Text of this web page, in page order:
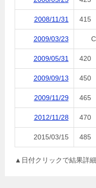
2008/11/31 415
2009/03/23
2009/05/31 420
2009/09/13 450
2009/11/29 465
2012/11/28 470
2015/03/15 485
▲日付クリックで結果詳細